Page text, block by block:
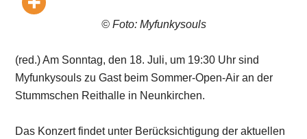
© Foto: Myfunkysouls
(red.) Am Sonntag, den 18. Juli, um 19:30 Uhr sind
Myfunkysouls zu Gast beim Sommer-Open-Air an der
Stummschen Reithalle in Neunkirchen.
Das Konzert findet unter Berücksichtigung der aktuellen